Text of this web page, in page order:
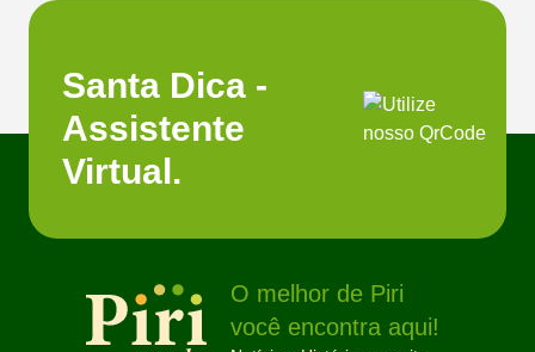
Santa Dica -
Assistente
Virtual.
O melhor de Piri
você encontra aqui!